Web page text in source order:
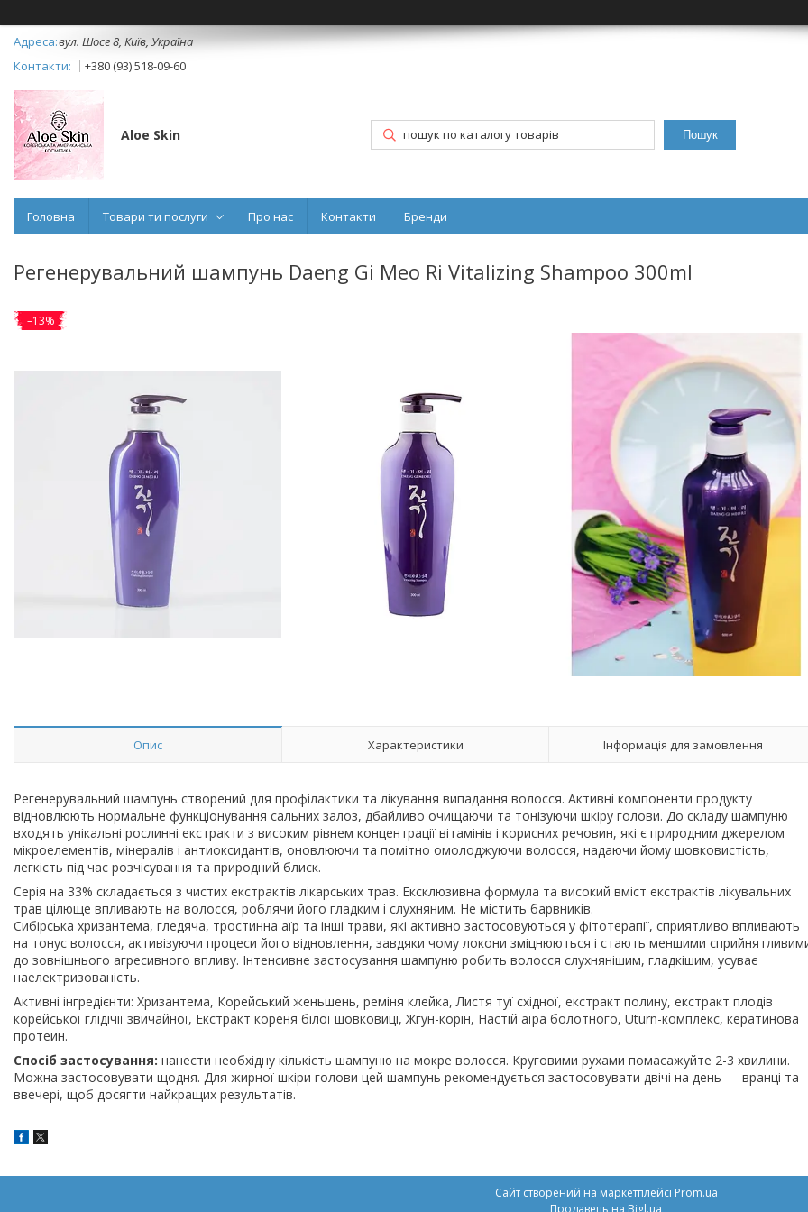
вул. Шосе 8, Київ, Україна
+380 (93) 518-09-60
Aloe Skin Пошук
Головна Товари ти послуги Про нас Контакти Бренди
Регенерувальний шампунь Daeng Gi Meo Ri Vitalizing Shampoo 300ml
–13%
Опис Характеристики Інформація для замовлення
Регенерувальний шампунь створений для профілактики та лікування випадання волосся. Активні компоненти продукту
відновлюють нормальне функціонування сальних залоз, дбайливо очищаючи та тонізуючи шкіру голови. До складу шампуню
входять унікальні рослинні екстракти з високим рівнем концентрації вітамінів і корисних речовин, які є природним джерелом
мікроелементів, мінералів і антиоксидантів, оновлюючи та помітно омолоджуючи волосся, надаючи йому шовковистість,
легкість під час розчісування та природний блиск.
Серія на 33% складається з чистих екстрактів лікарських трав. Ексклюзивна формула та високий вміст екстрактів лікувальних
трав цілюще впливають на волосся, роблячи його гладким і слухняним. Не містить барвників.
Сибірська хризантема, гледяча, тростинна аїр та інші трави, які активно застосовуються у фітотерапії, сприятливо впливають
на тонус волосся, активізуючи процеси його відновлення, завдяки чому локони зміцнюються і стають меншими
до зовнішнього агресивного впливу. Інтенсивне застосування шампуню робить волосся слухнянішим, гладкішим, усуває
наелектризованість.
Активні інгредієнти: Хризантема, Корейський женьшень, реміня клейка, Листя туї східної, екстракт полину, екстракт плодів
корейської глідічії звичайної, Екстракт кореня білої шовковиці, Жгун-корін, Настій аїра болотного, Uturn-комплекс, кератинова
протеин.
Спосіб застосування: нанести необхідну кількість шампуню на мокре волосся. Круговими рухами помасажуйте 2-3 хвилини.
Можна застосовувати щодня. Для жирної шкіри голови цей шампунь рекомендується застосовувати двічі на день — вранці та
ввечері, щоб досягти найкращих результатів.
Сайт створений на маркетплейсі Prom.ua
Продавець на Bigl.ua